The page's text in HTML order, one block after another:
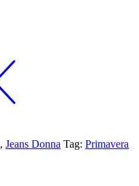
, Jeans Donna Tag: Primavera